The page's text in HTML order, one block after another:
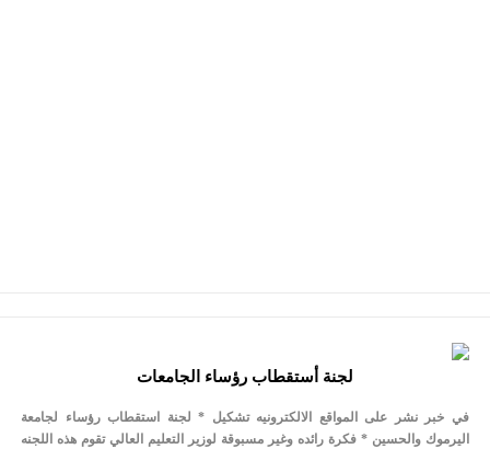
لجنة أستقطاب رؤساء الجامعات
في خبر نشر على المواقع الالكترونيه تشكيل * لجنة استقطاب رؤساء لجامعة
اليرموك والحسين * فكرة رائده وغير مسبوقة لوزير التعليم العالي تقوم هذه اللجنه